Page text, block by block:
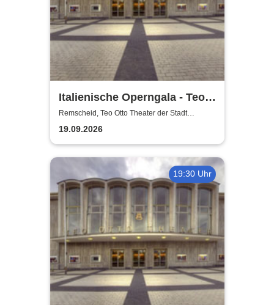
Italienische Operngala - Teo
Otto Theater der Stadt
Remscheid
Remscheid, Teo Otto Theater der Stadt
Remscheid
19.09.2026
19:30 Uhr